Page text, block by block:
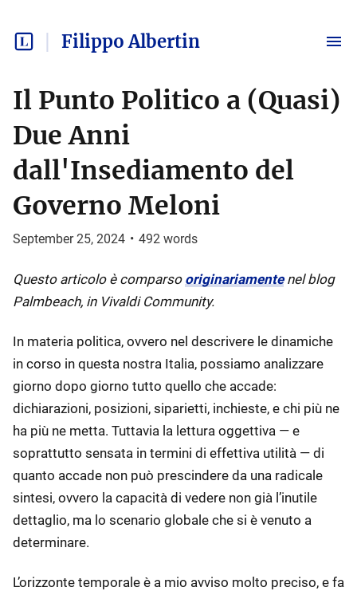
Filippo Albertin
Il Punto Politico a (Quasi)
Due Anni
dall'Insediamento del
Governo Meloni
September 25, 2024 • 492 words
Questo articolo è comparso originariamentenel blog
Palmbeach, in Vivaldi Community.
In materia politica, ovvero nel descrivere le dinamiche
in corso in questa nostra Italia, possiamo analizzare
giorno dopo giorno tutto quello che accade:
dichiarazioni, posizioni, siparietti, inchieste, e chi più ne
ha più ne metta. Tuttavia la lettura oggettiva — e
soprattutto sensata in termini di effettiva utilità — di
quanto accade non può prescindere da una radicale
sintesi, ovvero la capacità di vedere non già l’inutile
dettaglio, ma lo scenario globale che si è venuto a
determinare.
L’orizzonte temporale è a mio avviso molto preciso, e fa